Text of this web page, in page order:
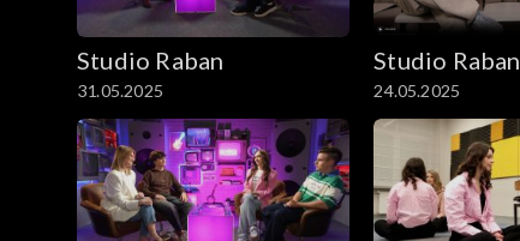
Studio Raban
31.05.2025
Studio Raban
24.05.2025